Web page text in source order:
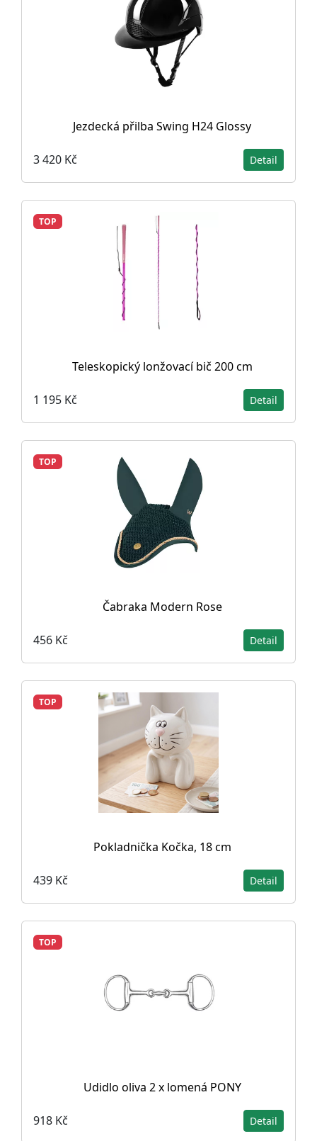
Jezdecká přilba Swing H24 Glossy
3 420 Kč Detail
TOP
Teleskopický lonžovací bič 200 cm
1 195 Kč Detail
TOP
Čabraka Modern Rose
456 Kč Detail
TOP
Pokladnička Kočka, 18 cm
439 Kč Detail
TOP
Udidlo oliva 2 x lomená PONY
918 Kč Detail